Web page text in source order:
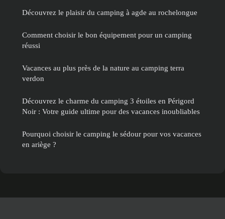
Découvrez le plaisir du camping à agde au rochelongue
Comment choisir le bon équipement pour un camping
réussi
Vacances au plus près de la nature au camping terra
verdon
Découvrez le charme du camping 3 étoiles en Périgord
Noir : Votre guide ultime pour des vacances inoubliables
Pourquoi choisir le camping le sédour pour vos vacances
en ariège ?